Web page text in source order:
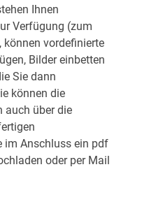
Ihnen
Verfügung (zum
können vordefinierte
Bilder einbetten
Sie dann
können die
auch über die
im Anschluss ein pdf
oder per Mail